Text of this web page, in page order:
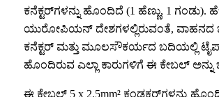
ಕನೆಕ್ಟರ್‌ಗಳನ್ನು ಹೊಂದಿದೆ (1 ಹೆಣ್ಣು, 1 ಗಂಡು).
ಯುರೋಪಿಯನ್ ದೇಶಗಳಲ್ಲಿರುವಂತೆ, ವಾಹನದ
ಕನೆಕ್ಟರ್ ಮತ್ತು ಮೂಲಸೌಕರ್ಯದ ಬದಿಯಲ್ಲಿ ಟೈಪ್
ಹೊಂದಿರುವ ಎಲ್ಲಾ ಕಾರುಗಳಿಗೆ ಈ ಕೇಬಲ್
ಈ ಕೇಬಲ್ 5 x 2.5mm² ಕಂಡಕ್ಟರ್‌ಗಳನ್ನು